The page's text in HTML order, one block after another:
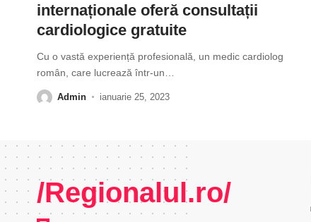
internaționale oferă consultații
cardiologice gratuite
Cu o vastă experiență profesională, un medic cardiolog
român, care lucrează într-un
Admin ianuarie 25, 2023
/Regionalul.ro/